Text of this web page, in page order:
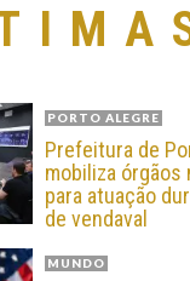
PORTO ALEGRE
Prefeitura de
mobiliza órgãos
para atuação
de vendaval
MUNDO